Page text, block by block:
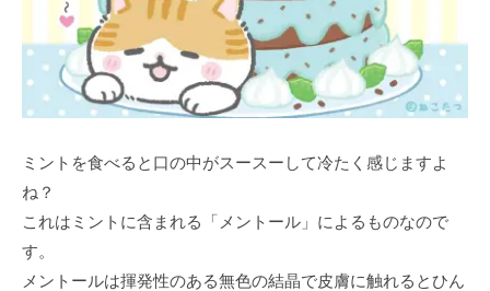
ミントを食べると口の中がスースーして冷たく感じますよ
ね？
これはミントに含まれる「メントール」によるものなので
す。
メントールは揮発性のある無色の結晶で皮膚に触れるとひん